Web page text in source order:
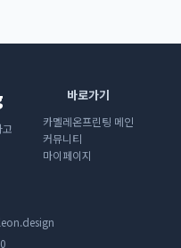
바로가기
카멜레온프린팅 메인
커뮤니티
마이페이지